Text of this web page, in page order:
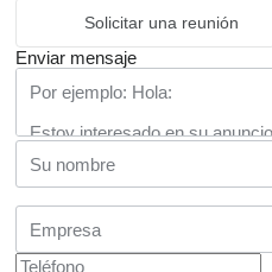
Solicitar una reunión
Enviar mensaje